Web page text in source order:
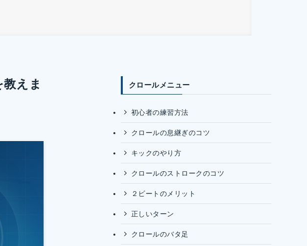
えま
クロールメニュー
初心者の練習方法
クロールの息継ぎのコツ
キックのやり方
クロールのストロークのコツ
２ビートのメリット
正しいターン
クロールのバタ足